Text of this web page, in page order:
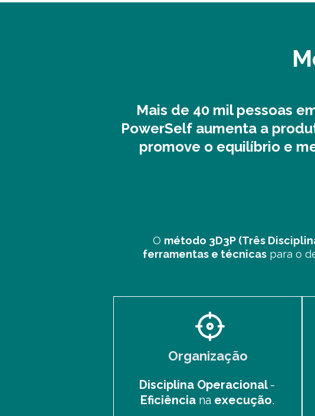
Mais de 40 mil pessoas
PowerSelf aumenta a
promove o equilíbrio e
O método 3D3P (Três
ferramentas e técnicas para o
Disciplina Operacional-
Eficiênciana execução.
Organização